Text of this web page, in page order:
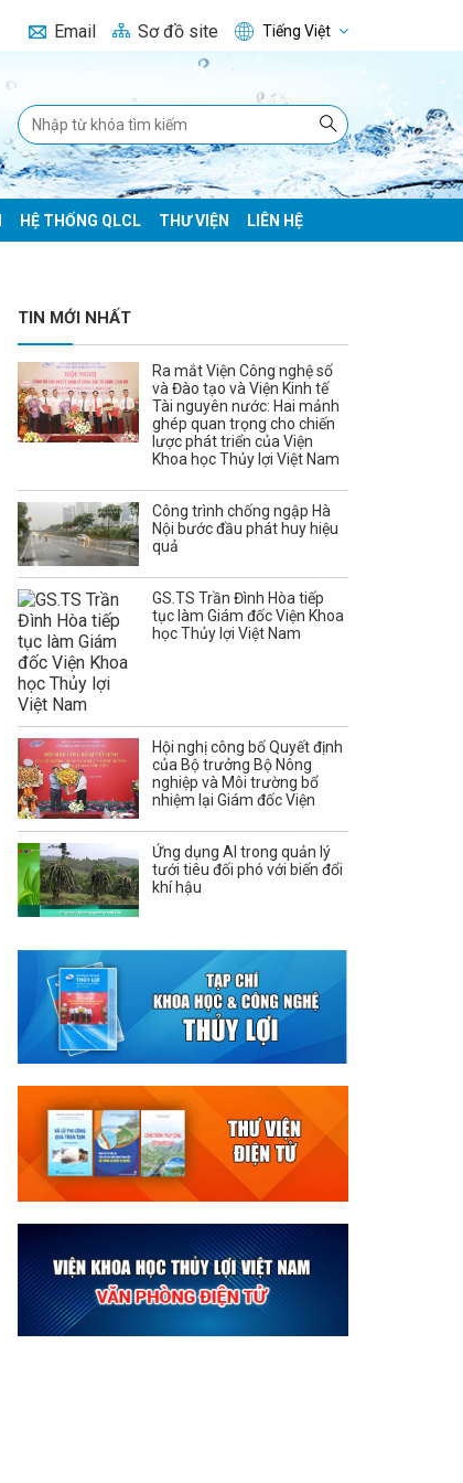
Email Sơ đồ site Tiếng Việt
HỆ THỐNG QLCL THƯ VIỆN LIÊN HỆ
TIN MỚI NHẤT
Ra mắt Viện Công nghệ số
và Đào tạo và Viện Kinh tế
Tài nguyên nước: Hai mảnh
ghép quan trọng cho chiến
lược phát triển của Viện
Khoa học Thủy lợi Việt Nam
Công trình chống ngập Hà
Nội bước đầu phát huy hiệu
quả
GS.TS Trần Đình Hòa tiếp
tục làm Giám đốc Viện Khoa
học Thủy lợi Việt Nam
Hội nghị công bố Quyết định
của Bộ trưởng Bộ Nông
nghiệp và Môi trường bổ
nhiệm lại Giám đốc Viện
Ứng dụng AI trong quản lý
tưới tiêu đối phó với biến đổi
khí hậu